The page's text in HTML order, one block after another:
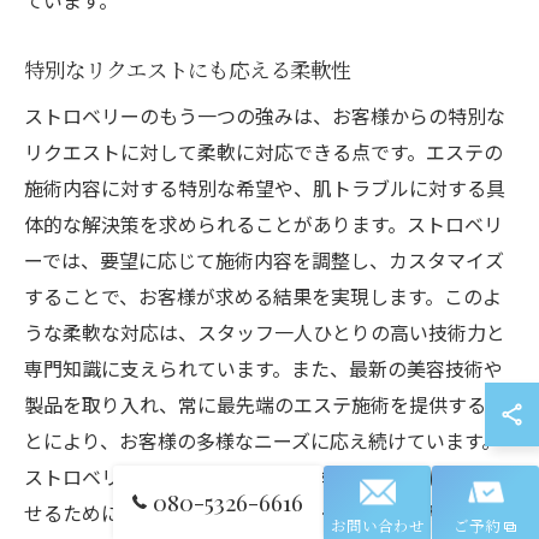
特別なリクエストにも応える柔軟性
ストロベリーのもう一つの強みは、お客様からの特別な
リクエストに対して柔軟に対応できる点です。エステの
施術内容に対する特別な希望や、肌トラブルに対する具
体的な解決策を求められることがあります。ストロベリ
ーでは、要望に応じて施術内容を調整し、カスタマイズ
することで、お客様が求める結果を実現します。このよ
うな柔軟な対応は、スタッフ一人ひとりの高い技術力と
専門知識に支えられています。また、最新の美容技術や
製品を取り入れ、常に最先端のエステ施術を提供するこ
とにより、お客様の多様なニーズに応え続けています。
ストロベリーは、お客様のエステ体験を最大限に充実さ
せるために、親身になってサポートを行っており、これ
080-5326-6616
お問い合わせ ご予約